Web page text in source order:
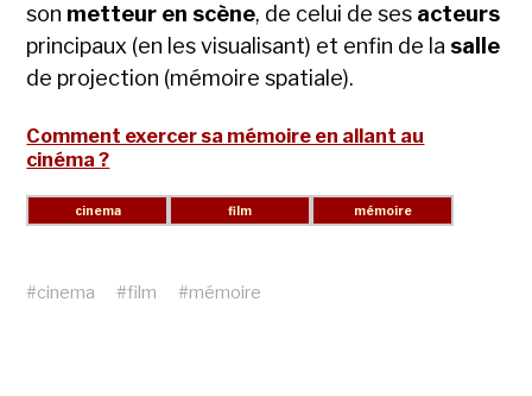
son metteur en scène, de celui de ses acteurs
principaux (en les visualisant) et enfin de la salle
de projection (mémoire spatiale).
Comment exercer sa mémoire en allant au
cinéma ?
#cinema #film #mémoire